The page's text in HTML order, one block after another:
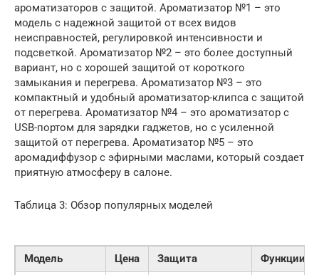
ароматизаторов с защитой. Ароматизатор №1 – это
модель с надежной защитой от всех видов
неисправностей, регулировкой интенсивности и
подсветкой. Ароматизатор №2 – это более доступный
вариант, но с хорошей защитой от короткого
замыкания и перегрева. Ароматизатор №3 – это
компактный и удобный ароматизатор-клипса с защитой
от перегрева. Ароматизатор №4 – это ароматизатор с
USB-портом для зарядки гаджетов, но с усиленной
защитой от перегрева. Ароматизатор №5 – это
аромадиффузор с эфирными маслами, который создает
приятную атмосферу в салоне.
Таблица 3: Обзор популярных моделей
Модель Цена Защита Функции